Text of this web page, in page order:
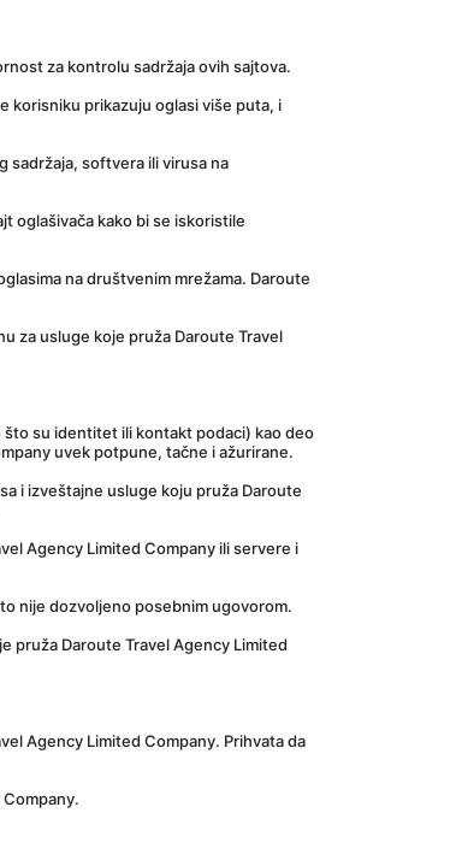
za kontrolu sadržaja ovih sajtova.
korisniku prikazuju oglasi više puta, i
sadržaja, softvera ili virusa na
oglašivača kako bi se iskoristile
na društvenim mrežama. Daroute
za usluge koje pruža Daroute Travel
što su identitet ili kontakt podaci) kao deo
uvek potpune, tačne i ažurirane.
i izveštajne usluge koju pruža Daroute
Agency Limited Company ili servere i
nije dozvoljeno posebnim ugovorom.
pruža Daroute Travel Agency Limited
Agency Limited Company. Prihvata da